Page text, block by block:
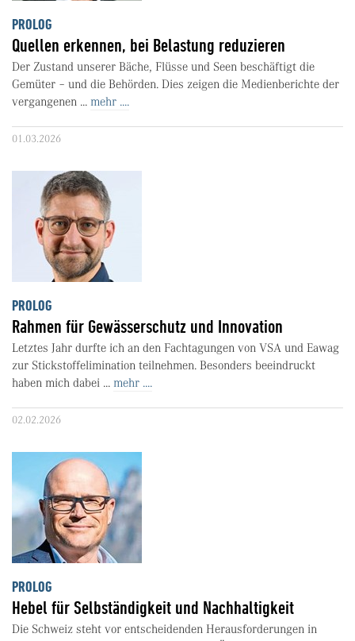
PROLOG
Quellen erkennen, bei Belastung reduzieren
Der Zustand unserer Bäche, Flüsse und Seen beschäftigt die
Gemüter – und die Behörden. Dies zeigen die Medienberichte der
vergangenen ... mehr ....
01.03.2026
PROLOG
Rahmen für Gewässerschutz und Innovation
Letztes Jahr durfte ich an den Fachtagungen von VSA und Eawag
zur Stickstoffelimination teilnehmen. Besonders beeindruckt
haben mich dabei ... mehr ....
02.02.2026
PROLOG
Hebel für Selbständigkeit und Nachhaltigkeit
Die Schweiz steht vor entscheidenden Herausforderungen in